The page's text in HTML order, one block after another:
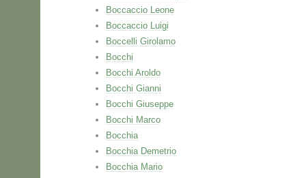
Boccaccio Leone
Boccaccio Luigi
Boccelli Girolamo
Bocchi
Bocchi Aroldo
Bocchi Gianni
Bocchi Giuseppe
Bocchi Marco
Bocchia
Bocchia Demetrio
Bocchia Mario